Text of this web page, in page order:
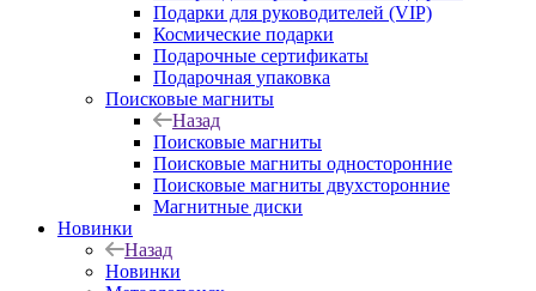
Подарки для руководителей (VIP)
Космические подарки
Подарочные сертификаты
Подарочная упаковка
Поисковые магниты
Назад
Поисковые магниты
Поисковые магниты односторонние
Поисковые магниты двухсторонние
Магнитные диски
Новинки
Назад
Новинки